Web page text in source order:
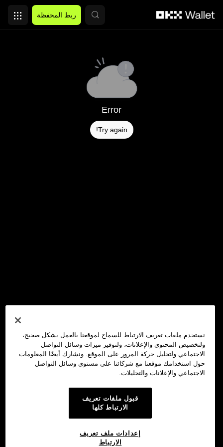
ربط المحفظة
Error
Try again!
نستخدم ملفات تعريف الارتباط للسماح لموقعنا بالعمل بشكل صحيح،
ولتخصيص المحتوى والإعلانات، ولتوفير ميزات وسائل التواصل
الاجتماعي ولتحليل حركة المرور على الموقع. ونشارك أيضًا المعلومات
حول استخدامك موقعنا مع شركائنا على مستوى وسائل التواصل
الاجتماعي والإعلانات والتحليلات.
قبول ملفات تعريف
الارتباط كلها
إعدادات ملف تعريف
الارتباط